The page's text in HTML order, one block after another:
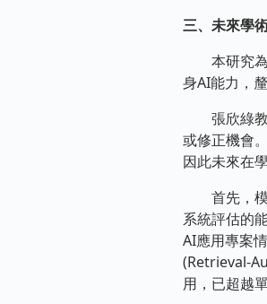
三、未來學
本研究為
身AI能力，
張欣綠教
或修正機會
因此未來在
首先，模
系統評估的
AI應用專案
(Retrieval-
用，已超越